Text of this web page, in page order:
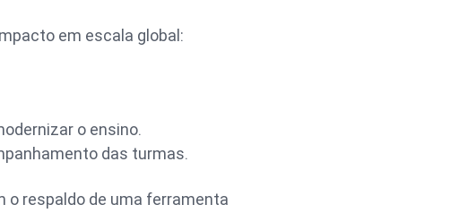
em escala global:
o ensino.
das turmas.
o respaldo de uma ferramenta